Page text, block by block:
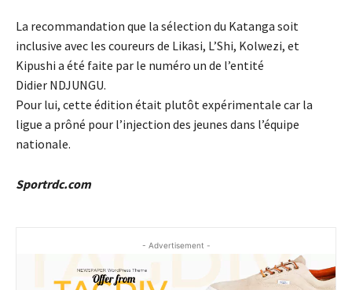
La recommandation que la sélection du Katanga soit
inclusive avec les coureurs de Likasi, L’Shi, Kolwezi, et
Kipushi a été faite par le numéro un de l’entité
Didier NDJUNGU.
Pour lui, cette édition était plutôt expérimentale car la
ligue a prôné pour l’injection des jeunes dans l’équipe
nationale.
Sportrdc.com
- Advertisement -